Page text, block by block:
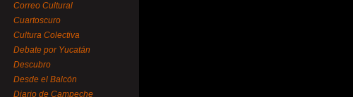
Correo Cultural
Cuartoscuro
Cultura Colectiva
Debate por Yucatán
Descubro
Desde el Balcón
Diario de Campeche